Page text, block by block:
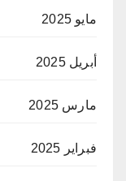
مايو 2025
أبريل 2025
مارس 2025
فبراير 2025